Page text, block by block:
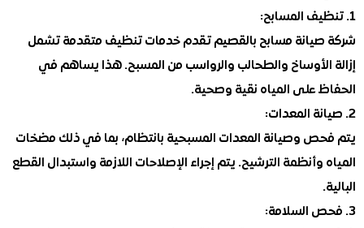
مسابح بالقصيم تقدم خدمات تنظيف متقدمة تشمل
والطحالب والرواسب من المسبح. هذا يساهم في
على المياه نقية وصحية.
وصيانة المعدات المسبحية بانتظام، بما في ذلك مضخات
وأنظمة الترشيح. يتم إجراء الإصلاحات اللازمة واستبدال القطع